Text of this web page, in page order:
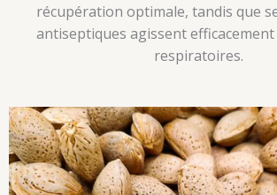
récupération optimale, tandis que
antiseptiques agissent
respiratoires.